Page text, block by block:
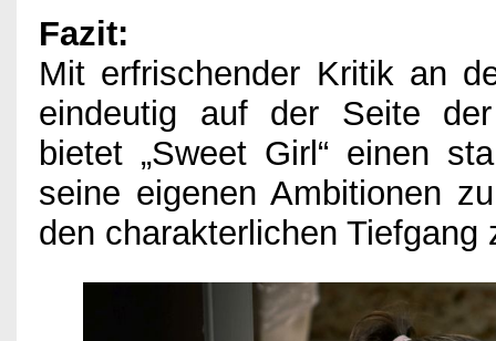
Fazit:
Mit erfrischender Kritik an
eindeutig auf der Seite
bietet „Sweet Girl“ einen
seine eigenen Ambitionen
den charakterlichen Tiefgang